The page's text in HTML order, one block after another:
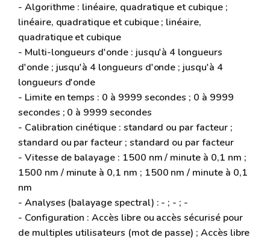
- Algorithme : linéaire, quadratique et cubique ;
linéaire, quadratique et cubique ; linéaire,
quadratique et cubique
- Multi-longueurs d'onde : jusqu'à 4 longueurs
d'onde ; jusqu'à 4 longueurs d'onde ; jusqu'à 4
longueurs d'onde
- Limite en temps : 0 à 9999 secondes ; 0 à 9999
secondes ; 0 à 9999 secondes
- Calibration cinétique : standard ou par facteur ;
standard ou par facteur ; standard ou par facteur
- Vitesse de balayage : 1500 nm / minute à 0,1 nm ;
1500 nm / minute à 0,1 nm ; 1500 nm / minute à 0,1
nm
- Analyses (balayage spectral) : - ; - ; -
- Configuration : Accès libre ou accès sécurisé pour
de multiples utilisateurs (mot de passe) ; Accès libre